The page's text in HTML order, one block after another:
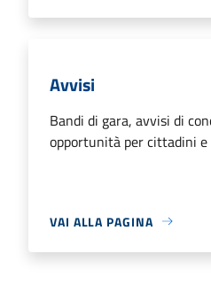
Avvisi
Bandi di gara, avvisi di
opportunità per cittadini e
VAI ALLA PAGINA